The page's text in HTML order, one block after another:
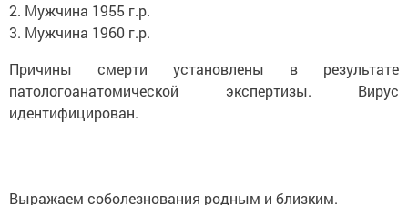
2. Мужчина 1955 г.р.
3. Мужчина 1960 г.р.
Причины смерти установлены в результате
патологоанатомической экспертизы. Вирус
идентифицирован.
Выражаем соболезнования родным и близким.